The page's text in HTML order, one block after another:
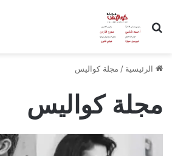
بحث عن
الرئيسية / مجلة كواليس
مجلة كواليس